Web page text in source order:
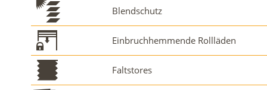
Blendschutz
Einbruchhemmende Rollläden
Faltstores